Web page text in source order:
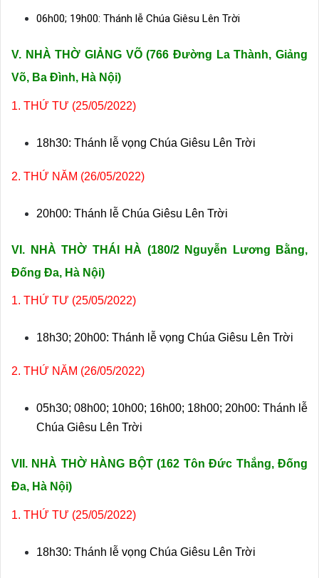
06h00; 19h00: Thánh lễ Chúa Giêsu Lên Trời
V. NHÀ THỜ GIẢNG VÕ (766 Đường La Thành, Giảng
Võ, Ba Đình, Hà Nội)
1. THỨ TƯ (25/05/2022)
18h30: Thánh lễ vọng Chúa Giêsu Lên Trời
2. THỨ NĂM (26/05/2022)
20h00: Thánh lễ Chúa Giêsu Lên Trời
VI. NHÀ THỜ THÁI HÀ (180/2 Nguyễn Lương Bằng,
Đống Đa, Hà Nội)
1. THỨ TƯ (25/05/2022)
18h30; 20h00: Thánh lễ vọng Chúa Giêsu Lên Trời
2. THỨ NĂM (26/05/2022)
05h30; 08h00; 10h00; 16h00; 18h00; 20h00: Thánh lễ
Chúa Giêsu Lên Trời
VII. NHÀ THỜ HÀNG BỘT (162 Tôn Đức Thắng, Đống
Đa, Hà Nội)
1. THỨ TƯ (25/05/2022)
18h30: Thánh lễ vọng Chúa Giêsu Lên Trời